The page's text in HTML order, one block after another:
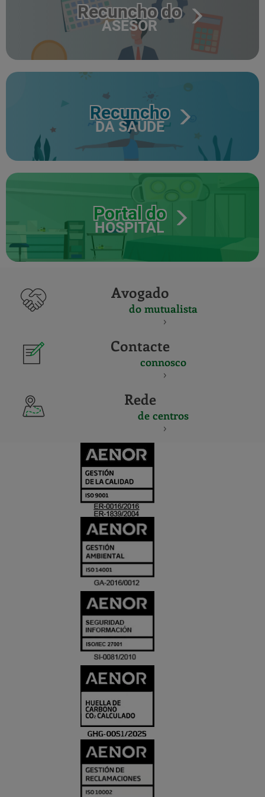
Recuncho do
ASESOR
Recuncho
DA SAÚDE
Portal do
HOSPITAL
Avogado
do mutualista
Contacte
connosco
Rede
de centros
Y